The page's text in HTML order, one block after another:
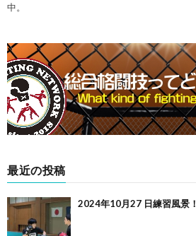
中。
最近の投稿
2024年10月27 日練習風景！